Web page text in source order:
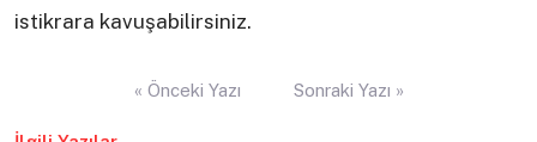
istikrara kavuşabilirsiniz.
« Önceki Yazı Sonraki Yazı »